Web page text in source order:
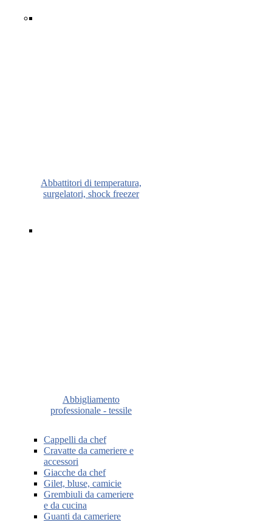
Abbattitori di temperatura,
surgelatori, shock freezer
Abbigliamento
professionale - tessile
Cappelli da chef
Cravatte da cameriere e
accessori
Giacche da chef
Gilet, bluse, camicie
Grembiuli da cameriere
e da cucina
Guanti da cameriere